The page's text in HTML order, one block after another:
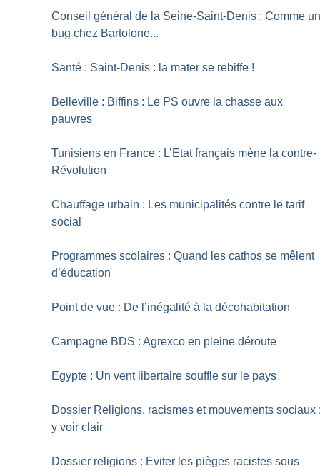
Conseil général de la Seine-Saint-Denis : Comme
bug chez Bartolone...
Santé : Saint-Denis : la mater se rebiffe !
Belleville : Biffins : Le PS ouvre la chasse aux
pauvres
Tunisiens en France : L’Etat français mène la contre-
Révolution
Chauffage urbain : Les municipalités contre le tarif
social
Programmes scolaires : Quand les cathos se mêlent
d’éducation
Point de vue : De l’inégalité à la décohabitation
Campagne BDS : Agrexco en pleine déroute
Egypte : Un vent libertaire souffle sur le pays
Dossier Religions, racismes et mouvements sociaux
y voir clair
Dossier religions : Eviter les pièges racistes sous